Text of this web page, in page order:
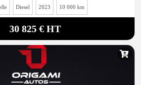
Diesel 2023 10 000 km
30 825 € HT